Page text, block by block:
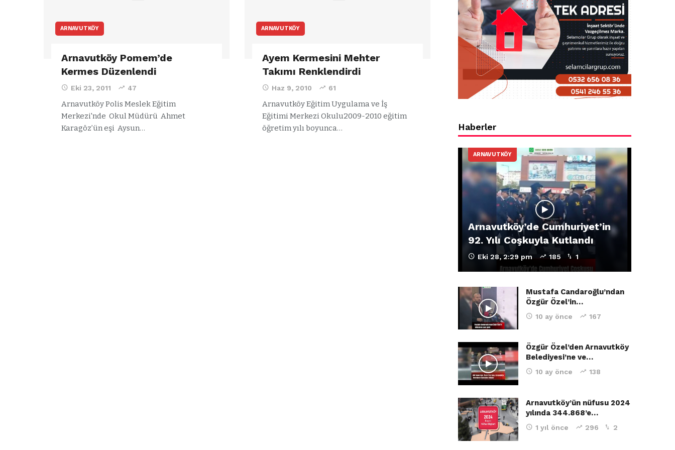
ARNAVUTKÖY
Arnavutköy Pomem’de
Kermes Düzenlendi
Eki 23, 2011 47
Arnavutköy Polis Meslek Eğitim
Merkezi'nde Okul Müdürü Ahmet
Karagöz’ün eşi Aysun…
ARNAVUTKÖY
Ayem Kermesini Mehter
Takımı Renklendirdi
Haz 9, 2010 61
Arnavutköy Eğitim Uygulama ve İş
Eğitimi Merkezi Okulu2009-2010 eğitim
öğretim yılı boyunca…
Haberler
ARNAVUTKÖY
Arnavutköy’de Cumhuriyet’in
92. Yılı Coşkuyla Kutlandı
Eki 28, 2:29 pm 185 1
Mustafa Candaroğlu’ndan
Özgür Özel’in…
10 ay önce 167
Özgür Özel’den Arnavutköy
Belediyesi’ne ve…
10 ay önce 138
Arnavutköy’ün nüfusu 2024
yılında 344.868’e…
1 yıl önce 296 2